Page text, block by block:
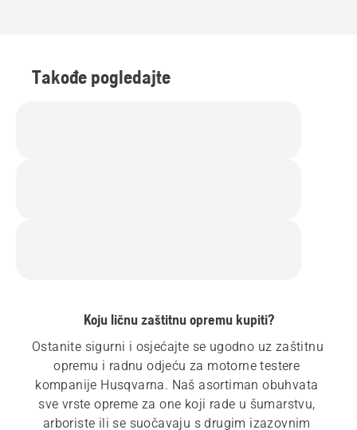
Takođe pogledajte
Koju ličnu zaštitnu opremu kupiti?
Ostanite sigurni i osjećajte se ugodno uz zaštitnu
opremu i radnu odjeću za motorne testere
kompanije Husqvarna. Naš asortiman obuhvata
sve vrste opreme za one koji rade u šumarstvu,
arboriste ili se suočavaju s drugim izazovnim